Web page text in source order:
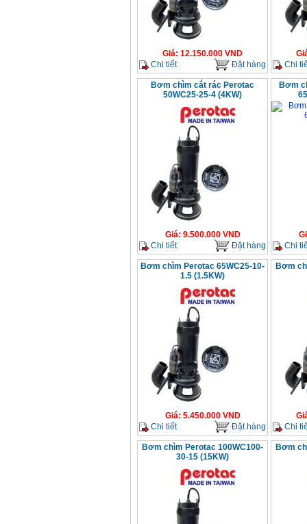
Giá: 12.150.000 VND
Chi tiết
Đặt hàng
Chi
Bơm chìm cắt rác Perotac
50WC25-25-4 (4KW)
Giá: 9.500.000VND
Chi tiết
Đặt hàng
Bơm
Chi
Bơm chìm Perotac 65WC25-10-
1.5 (1.5KW)
Giá: 5.450.000VND
Chi tiết
Đặt hàng
Bơm
Chi
Bơm chìm Perotac 100WC100-
30-15 (15KW)
Bơm